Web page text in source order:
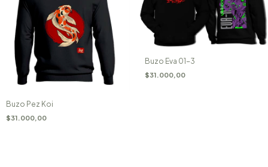
Buzo Pez Koi
$31.000,00
Buzo Eva 01-3
$31.000,00